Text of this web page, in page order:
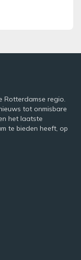
Rotterdamse regio.
tot onmisbare
het laatste
te bieden heeft, op